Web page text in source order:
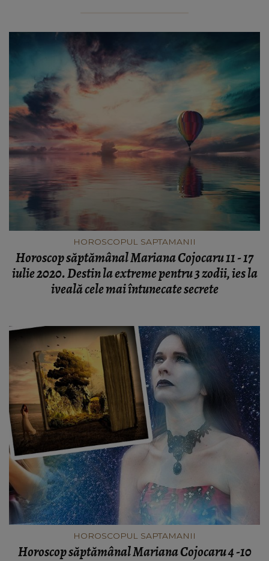
HOROSCOPUL SAPTAMANII
Horoscop săptămânal Mariana Cojocaru 11 - 17
iulie 2020. Destin la extreme pentru 3 zodii, ies la
iveală cele mai întunecate secrete
HOROSCOPUL SAPTAMANII
Horoscop săptămânal Mariana Cojocaru 4 -10